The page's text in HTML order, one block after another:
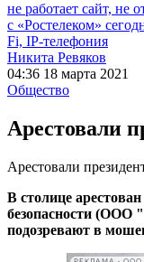
не работает сайт, не
с «Ростелеком»
Fi, IP-телефония
Никита Ревяков
04:36 18 марта 2021
Общество
Арестовали
Арестовали
В столице
безопасности
подозревают в